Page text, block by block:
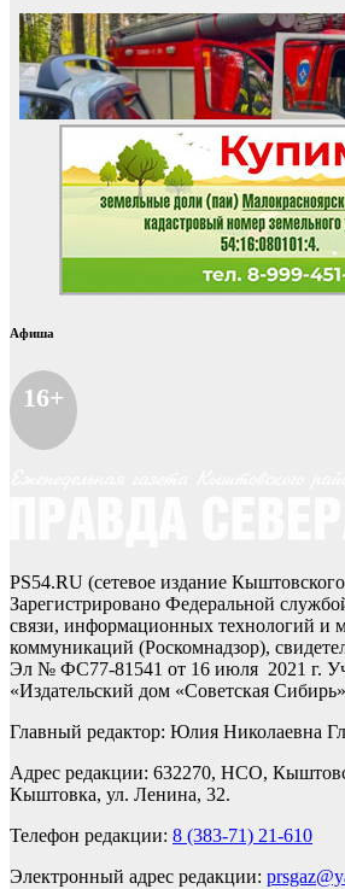
Афиша
16+
PS54.RU (сетевое издание
Зарегистрировано Федеральной
связи, информационных технологий и
коммуникаций (Роскомнадзор),
Эл № ФС77-81541 от 16 июля 2021 г.
«Издательский дом «Советская
Главный редактор: Юлия Николаевна
Адрес редакции: 632270, НСО,
Кыштовка, ул. Ленина, 32.
Телефон редакции: 8 (383-71) 21-610
Электронный адрес редакции: